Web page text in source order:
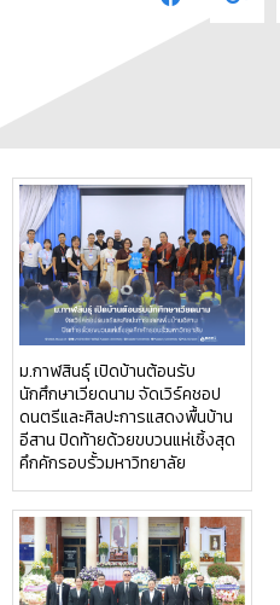
ม.กาฬสินธุ์ เปิดบ้านต้อนรับ
นักศึกษาเวียดนาม จัดเวิร์คชอป
ดนตรีและศิลปะการแสดงพื้นบ้าน
อีสาน ปิดท้ายด้วยขบวนแห่เซิ้งสุด
คึกคักรอบรั้วมหาวิทยาลัย